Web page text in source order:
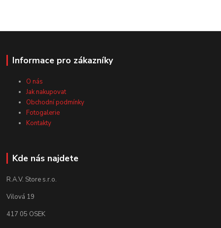
Informace pro zákazníky
O nás
Jak nakupovat
Obchodní podmínky
Fotogalerie
Kontakty
Kde nás najdete
R.A.V. Store s.r.o.
Vilová 19
417 05 OSEK